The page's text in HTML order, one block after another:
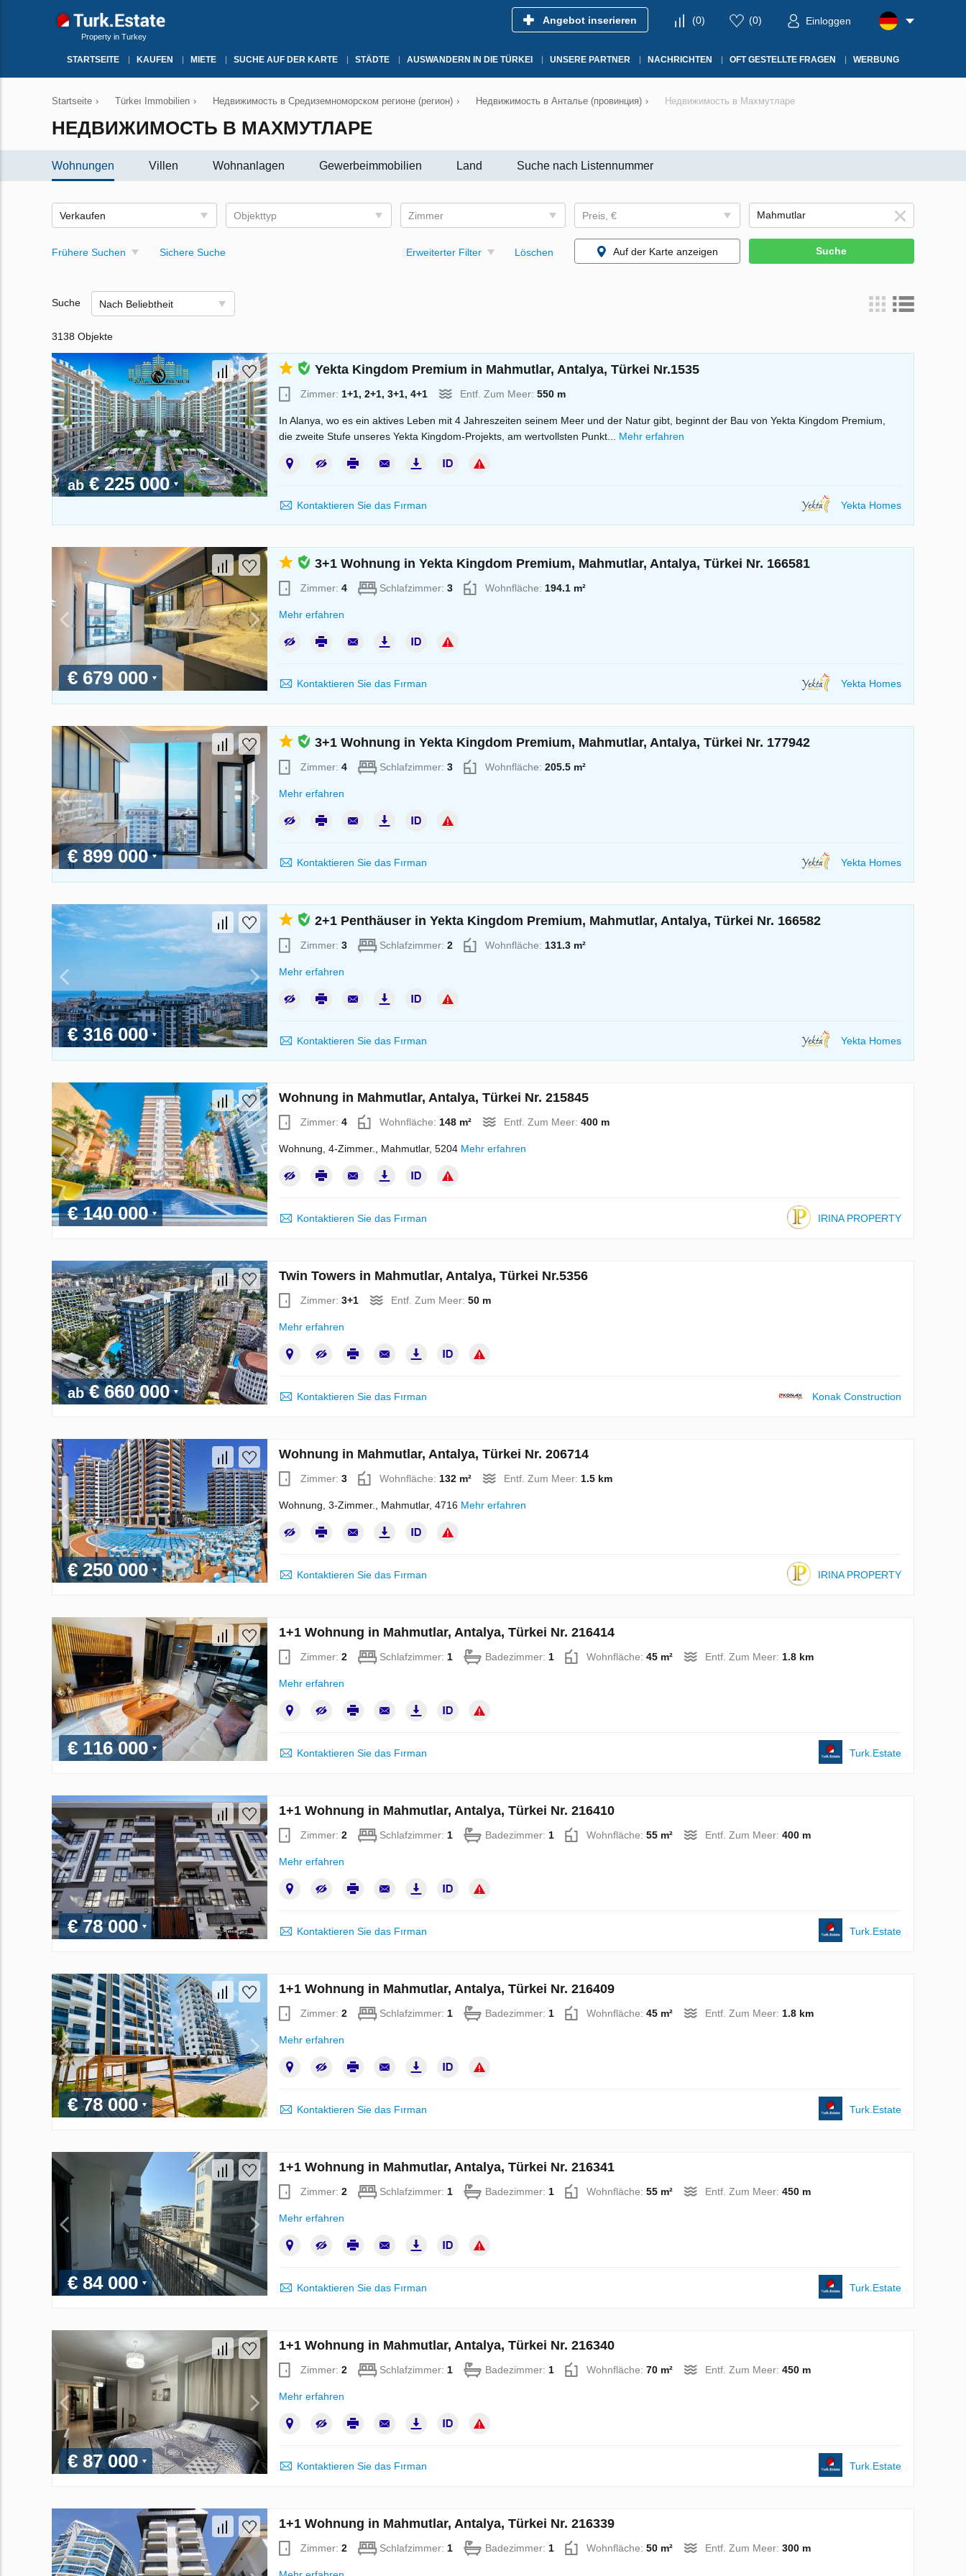
Property in Turkey
Angebot inserieren (0) (0) Einloggen
STARTSEITE KAUFEN MIETE SUCHE AUF DER KARTE STÄDTE AUSWANDERN IN DIE TÜRKEI UNSERE PARTNER NACHRICHTEN OFT GESTELLTE FRAGEN WERBUNG
Startseite › Türkeı Immobilien › Недвижимость в Средиземноморском регионе (регион) › Недвижимость в Анталье (провинция) › Недвижимость в Махмутларе
НЕДВИЖИМОСТЬ В МАХМУТЛАРЕ
Wohnungen Villen Wohnanlagen Gewerbeimmobilien Land Suche nach Listennummer
Verkaufen Objekttyp Zimmer Preis, €
Frühere Suchen Sichere Suche Erweiterter Filter Löschen Auf der Karte anzeigen Suche
Suche Nach Beliebtheit
3138 Objekte
ab€ 225 000
Yekta Kingdom Premium in Mahmutlar, Antalya, Türkei Nr.1535
Zimmer: 1+1, 2+1, 3+1, 4+1 Entf. Zum Meer: 550 m
In Alanya, wo es ein aktives Leben mit 4 Jahreszeiten seinem Meer und der Natur gibt, beginnt der Bau von Yekta Kingdom Premium,
die zweite Stufe unseres Yekta Kingdom-Projekts, am wertvollsten Punkt... Mehr erfahren
Kontaktieren Sie das Fırman Yekta Homes
€ 679 000
3+1 Wohnung in Yekta Kingdom Premium, Mahmutlar, Antalya, Türkei Nr. 166581
Zimmer: 4 Schlafzimmer: 3 Wohnfläche: 194.1 m²
Mehr erfahren
Kontaktieren Sie das Fırman Yekta Homes
€ 899 000
3+1 Wohnung in Yekta Kingdom Premium, Mahmutlar, Antalya, Türkei Nr. 177942
Zimmer: 4 Schlafzimmer: 3 Wohnfläche: 205.5 m²
Mehr erfahren
Kontaktieren Sie das Fırman Yekta Homes
€ 316 000
2+1 Penthäuser in Yekta Kingdom Premium, Mahmutlar, Antalya, Türkei Nr. 166582
Zimmer: 3 Schlafzimmer: 2 Wohnfläche: 131.3 m²
Mehr erfahren
Kontaktieren Sie das Fırman Yekta Homes
€ 140 000
Wohnung in Mahmutlar, Antalya, Türkei Nr. 215845
Zimmer: 4 Wohnfläche: 148 m² Entf. Zum Meer: 400 m
Wohnung, 4-Zimmer., Mahmutlar, 5204 Mehr erfahren
Kontaktieren Sie das Fırman IRINA PROPERTY
ab€ 660 000
Twin Towers in Mahmutlar, Antalya, Türkei Nr.5356
Zimmer: 3+1 Entf. Zum Meer: 50 m
Mehr erfahren
Kontaktieren Sie das Fırman Konak Construction
€ 250 000
Wohnung in Mahmutlar, Antalya, Türkei Nr. 206714
Zimmer: 3 Wohnfläche: 132 m² Entf. Zum Meer: 1.5 km
Wohnung, 3-Zimmer., Mahmutlar, 4716 Mehr erfahren
Kontaktieren Sie das Fırman IRINA PROPERTY
€ 116 000
1+1 Wohnung in Mahmutlar, Antalya, Türkei Nr. 216414
Zimmer: 2 Schlafzimmer: 1 Badezimmer: 1 Wohnfläche: 45 m² Entf. Zum Meer: 1.8 km
Mehr erfahren
Kontaktieren Sie das Fırman Turk.Estate
€ 78 000
1+1 Wohnung in Mahmutlar, Antalya, Türkei Nr. 216410
Zimmer: 2 Schlafzimmer: 1 Badezimmer: 1 Wohnfläche: 55 m² Entf. Zum Meer: 400 m
Mehr erfahren
Kontaktieren Sie das Fırman Turk.Estate
€ 78 000
1+1 Wohnung in Mahmutlar, Antalya, Türkei Nr. 216409
Zimmer: 2 Schlafzimmer: 1 Badezimmer: 1 Wohnfläche: 45 m² Entf. Zum Meer: 1.8 km
Mehr erfahren
Kontaktieren Sie das Fırman Turk.Estate
€ 84 000
1+1 Wohnung in Mahmutlar, Antalya, Türkei Nr. 216341
Zimmer: 2 Schlafzimmer: 1 Badezimmer: 1 Wohnfläche: 55 m² Entf. Zum Meer: 450 m
Mehr erfahren
Kontaktieren Sie das Fırman Turk.Estate
€ 87 000
1+1 Wohnung in Mahmutlar, Antalya, Türkei Nr. 216340
Zimmer: 2 Schlafzimmer: 1 Badezimmer: 1 Wohnfläche: 70 m² Entf. Zum Meer: 450 m
Mehr erfahren
Kontaktieren Sie das Fırman Turk.Estate
1+1 Wohnung in Mahmutlar, Antalya, Türkei Nr. 216339
Zimmer: 2 Schlafzimmer: 1 Badezimmer: 1 Wohnfläche: 50 m² Entf. Zum Meer: 300 m